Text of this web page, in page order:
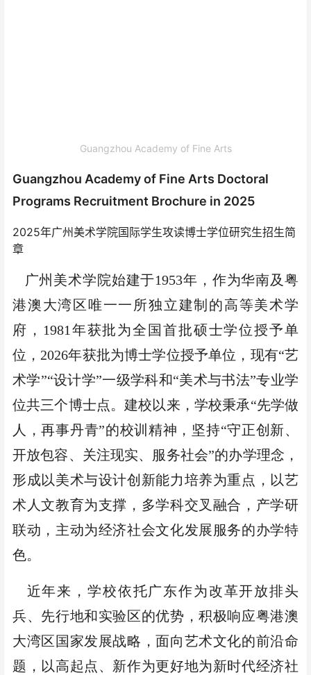
Guangzhou Academy of Fine Arts
Guangzhou Academy of Fine Arts Doctoral
Programs Recruitment Brochure in 2025
2025年广州美术学院国际学生攻读博士学位研究生招生简
章
广州美术学院始建于1953年，作为华南及粤
港澳大湾区唯一一所独立建制的高等美术学
府， 1981 年获批为全国首批硕士学位授予单
位， 2026年获批为博士学位授予单位，现有“艺
术学”“设计学”一级学科和“美术与书法”专业学
位共三个博士点。建校以来，学校秉承“先学做
人，再事丹青”的校训精神，坚持“守正创新、
开放包容、关注现实、服务社会”的办学理念，
形成以美术与设计创新能力培养为重点，以艺
术人文教育为支撑，多学科交叉融合，产学研
联动，主动为经济社会文化发展服务的办学特
色。
近年来，学校依托广东作为改革开放排头
兵、先行地和实验区的优势，积极响应粤港澳
大湾区国家发展战略，面向艺术文化的前沿命
题，以高起点、新作为更好地为新时代经济社